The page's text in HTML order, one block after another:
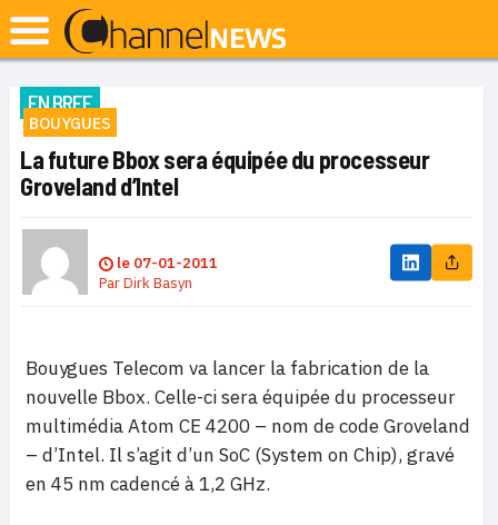
EN BREF
BOUYGUES
La future Bbox sera équipée du processeur
Groveland d’Intel
le 07-01-2011
ParDirk Basyn
Bouygues Telecom va lancer la fabrication de la
nouvelle Bbox. Celle-ci sera équipée du processeur
multimédia Atom CE 4200 – nom de code Groveland
– d’Intel. Il s’agit d’un SoC (System on Chip), gravé
en 45 nm cadencé à 1,2 GHz.